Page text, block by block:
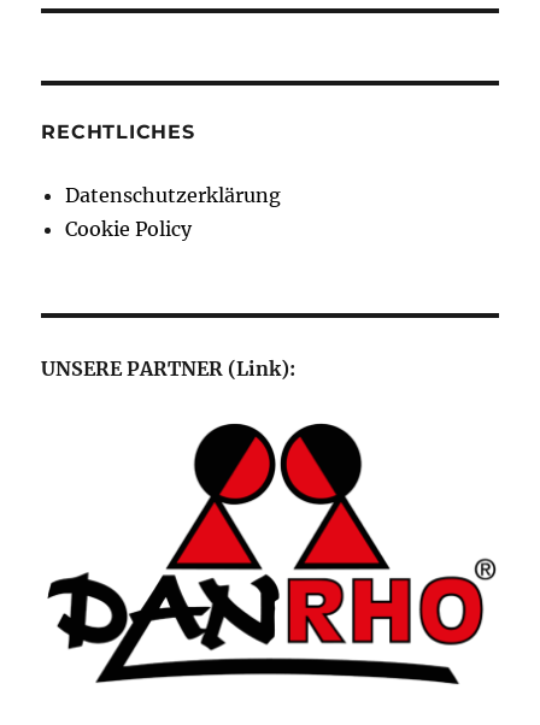
RECHTLICHES
Datenschutzerklärung
Cookie Policy
UNSERE PARTNER (Link):